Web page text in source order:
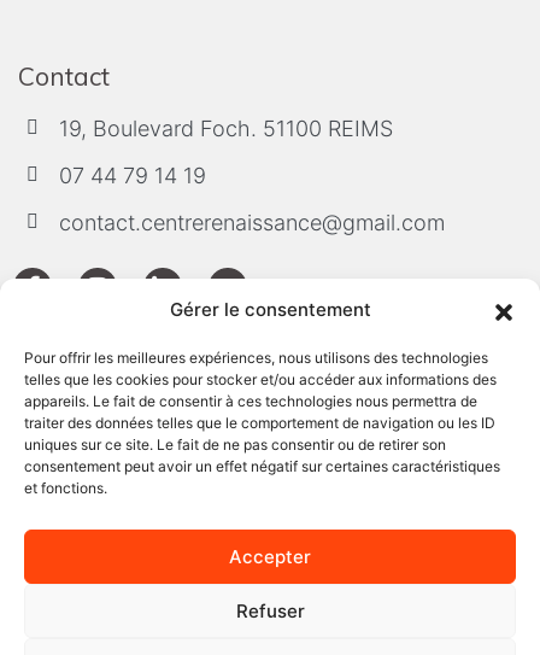
Gérer le consentement
Pour offrir les meilleures expériences, nous utilisons des technologies
telles que les cookies pour stocker et/ou accéder aux informations des
appareils. Le fait de consentir à ces technologies nous permettra de
traiter des données telles que le comportement de navigation ou les ID
uniques sur ce site. Le fait de ne pas consentir ou de retirer son
consentement peut avoir un effet négatif sur certaines caractéristiques
et fonctions.
Accepter
Refuser
Contact
19, Boulevard Foch. 51100 REIMS
07 44 79 14 19
contact.centrerenaissance@gmail.com
Horaires
Du lundi au dimanche
De 8h à 22h
Sur rendez-vous